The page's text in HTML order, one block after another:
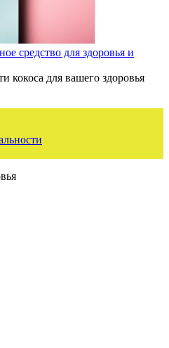
средство для здоровья и
кокоса для вашего здоровья